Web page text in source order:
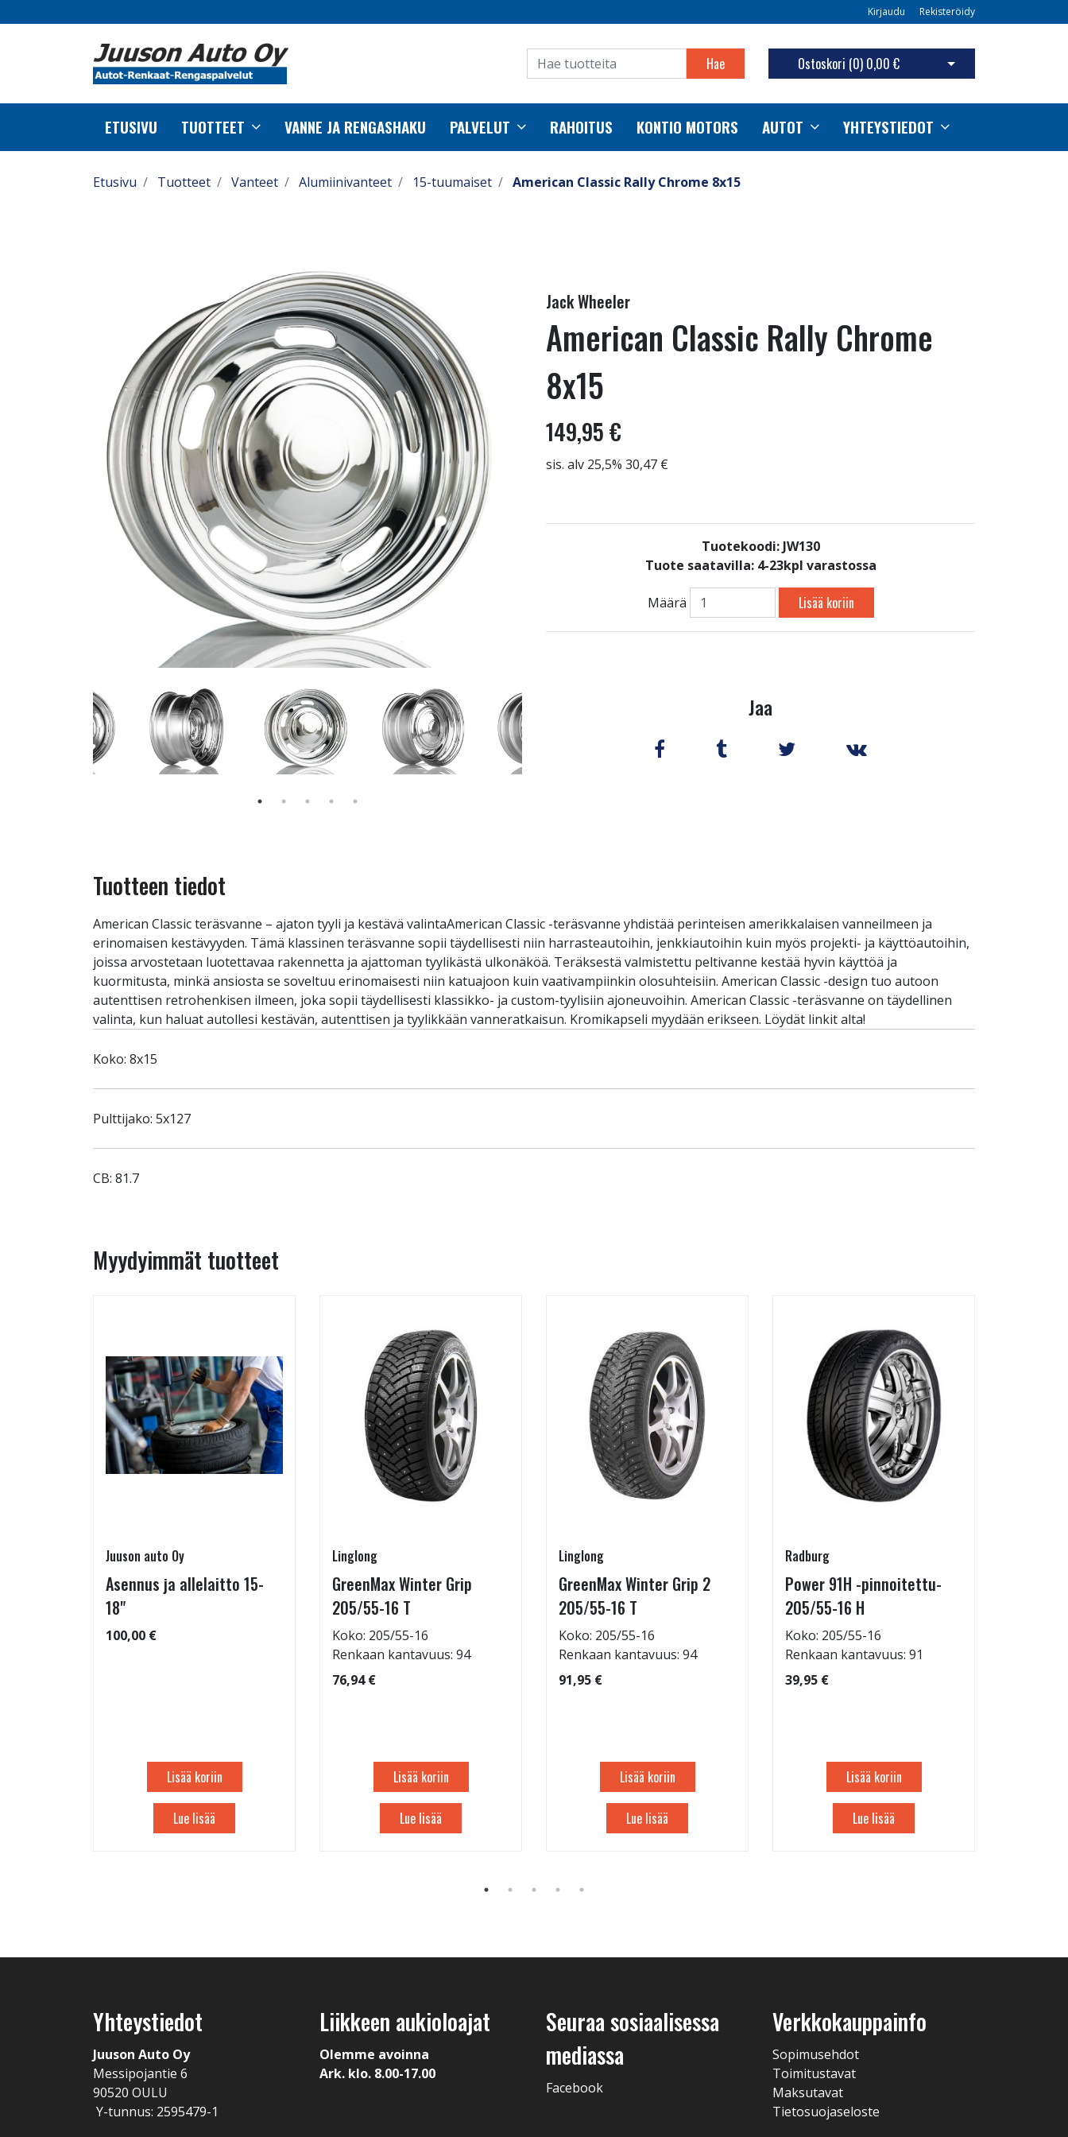
Kirjaudu Rekisteröidy
Hae Ostoskori (0) 0,00 € Avaa ostoskori
ETUSIVU TUOTTEET VANNE JA RENGASHAKU PALVELUT RAHOITUS KONTIO MOTORS AUTOT YHTEYSTIEDOT
Etusivu Tuotteet Vanteet Alumiinivanteet 15-tuumaiset American Classic Rally Chrome 8x15
Jack Wheeler
American Classic Rally Chrome
8x15
149,95 €
sis. alv 25,5% 30,47 €
Tuotekoodi: JW130
Tuote saatavilla: 4-23kpl varastossa
Määrä Lisää koriin
Jaa
Tuotteen tiedot
American Classic teräsvanne – ajaton tyyli ja kestävä valintaAmerican Classic -teräsvanne yhdistää perinteisen amerikkalaisen vanneilmeen ja
erinomaisen kestävyyden. Tämä klassinen teräsvanne sopii täydellisesti niin harrasteautoihin, jenkkiautoihin kuin myös projekti- ja käyttöautoihin,
joissa arvostetaan luotettavaa rakennetta ja ajattoman tyylikästä ulkonäköä. Teräksestä valmistettu peltivanne kestää hyvin käyttöä ja
kuormitusta, minkä ansiosta se soveltuu erinomaisesti niin katuajoon kuin vaativampiinkin olosuhteisiin. American Classic -design tuo autoon
autenttisen retrohenkisen ilmeen, joka sopii täydellisesti klassikko- ja custom-tyylisiin ajoneuvoihin. American Classic -teräsvanne on täydellinen
valinta, kun haluat autollesi kestävän, autenttisen ja tyylikkään vanneratkaisun. Kromikapseli myydään erikseen. Löydät linkit alta!
Koko: 8x15
Pulttijako: 5x127
CB: 81.7
Myydyimmät tuotteet
Juuson auto Oy
Asennus ja allelaitto 15-
18"
100,00 €
Lisää koriin
Lue lisää
Linglong
GreenMax Winter Grip
205/55-16 T
Koko: 205/55-16
Renkaan kantavuus: 94
76,94 €
Lisää koriin
Lue lisää
Linglong
GreenMax Winter Grip 2
205/55-16 T
Koko: 205/55-16
Renkaan kantavuus: 94
91,95 €
Lisää koriin
Lue lisää
Radburg
Power 91H -pinnoitettu-
205/55-16 H
Koko: 205/55-16
Renkaan kantavuus: 91
39,95 €
Lisää koriin
Lue lisää
Yhteystiedot
Juuson Auto Oy
Messipojantie 6
90520 OULU
Y-tunnus: 2595479-1
Liikkeen aukioloajat
Olemme avoinna
Ark. klo. 8.00-17.00
Seuraa sosiaalisessa
mediassa
Facebook
Verkkokauppainfo
Sopimusehdot
Toimitustavat
Maksutavat
Tietosuojaseloste